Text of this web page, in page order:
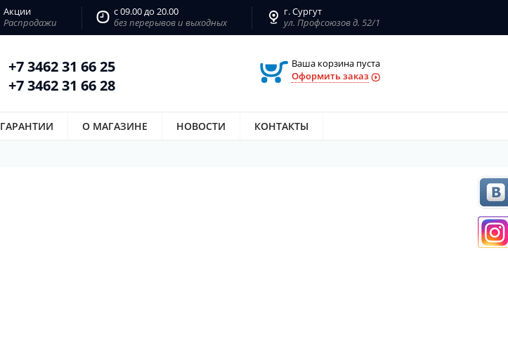
г. Сургут
ул. Профсоюзов д. 52/1
с 09.00 до 20.00
без перерывов и выходных
Акции
Распродажи
+7 3462 31 66 25
+7 3462 31 66 28
Ваша корзина пуста
Оформить заказ
ГАРАНТИИ О МАГАЗИНЕ НОВОСТИ КОНТАКТЫ